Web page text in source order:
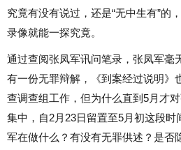
究竟有没有说过，还是“无中生有”的
录像就能一探究竟。
通过查阅张凤军讯问笔录，张凤军毫
有一份无罪辩解，《到案经过说明》
查调查组工作，但为什么直到5月才
集中，自2月23日留置至5月初这段
军在做什么？有没有无罪供述？是否